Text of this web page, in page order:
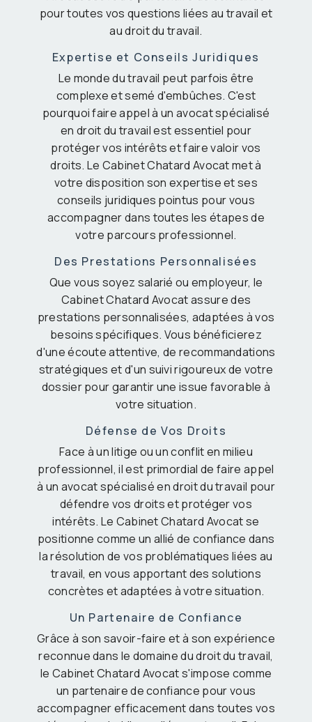
pour toutes vos questions liées au travail et
au droit du travail.
Expertise et Conseils Juridiques
Le monde du travail peut parfois être
complexe et semé d'embûches. C'est
pourquoi faire appel à un avocat spécialisé
en droit du travail est essentiel pour
protéger vos intérêts et faire valoir vos
droits. Le Cabinet Chatard Avocat met à
votre disposition son expertise et ses
conseils juridiques pointus pour vous
accompagner dans toutes les étapes de
votre parcours professionnel.
Des Prestations Personnalisées
Que vous soyez salarié ou employeur, le
Cabinet Chatard Avocat assure des
prestations personnalisées, adaptées à vos
besoins spécifiques. Vous bénéficierez
d'une écoute attentive, de recommandations
stratégiques et d'un suivi rigoureux de votre
dossier pour garantir une issue favorable à
votre situation.
Défense de Vos Droits
Face à un litige ou un conflit en milieu
professionnel, il est primordial de faire appel
à un avocat spécialisé en droit du travail pour
défendre vos droits et protéger vos
intérêts. Le Cabinet Chatard Avocat se
positionne comme un allié de confiance dans
la résolution de vos problématiques liées au
travail, en vous apportant des solutions
concrètes et adaptées à votre situation.
Un Partenaire de Confiance
Grâce à son savoir-faire et à son expérience
reconnue dans le domaine du droit du travail,
le Cabinet Chatard Avocat s'impose comme
un partenaire de confiance pour vous
accompagner efficacement dans toutes vos